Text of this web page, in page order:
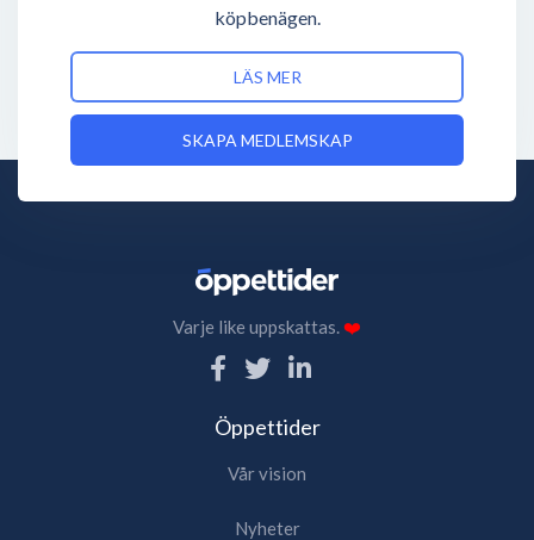
köpbenägen.
LÄS MER
SKAPA MEDLEMSKAP
Varje like uppskattas.❤️
Öppettider
Vår vision
Nyheter